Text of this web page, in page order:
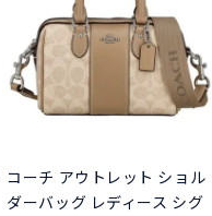
コーチ アウトレット ショル
ダーバッグ レディース シグ